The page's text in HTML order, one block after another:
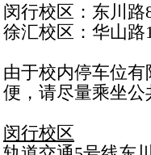
闵行校区：东川路
徐汇校区：华山路
由于校内停车位
便，请尽量乘坐公
闵行校区